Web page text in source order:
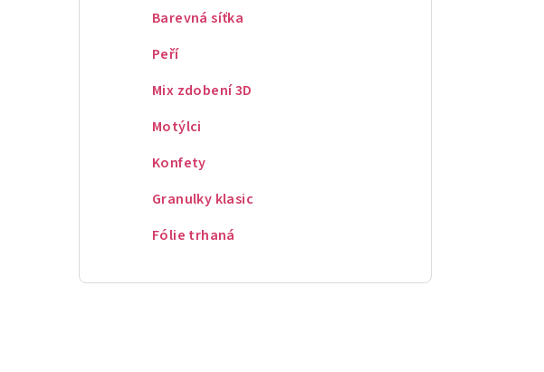
Barevná síťka
Peří
Mix zdobení 3D
Motýlci
Konfety
Granulky klasic
Fólie trhaná